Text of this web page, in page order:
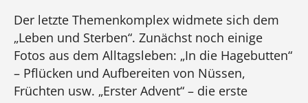
Der letzte Themenkomplex widmete sich dem
„Leben und Sterben“. Zunächst noch einige
Fotos aus dem Alltagsleben: „In die Hagebutten“
– Pflücken und Aufbereiten von Nüssen,
Früchten usw. „Erster Advent“ – die erste